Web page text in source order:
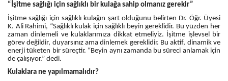
“İşitme sağlığı için sağlıklı bir kulağa sahip olmanız gerekir”
İşitme sağlığı için sağlıklı kulağın şart olduğunu belirten Dr. Öğr. Üyesi
K. Ali Rahimi, “Sağlıklı kulak için sağlıklı beyin gereklidir. Bu yüzden her
zaman dinlemeli ve kulaklarımıza dikkat etmeliyiz. İşitme işlevsel bir
görev değildir, duyarsınız ama dinlemek gereklidir. Bu aktif, dinamik ve
enerji tüketen bir süreçtir. “Beyin aynı zamanda bu süreci anlamak için
de çalışıyor.” dedi.
Kulaklara ne yapılmamalıdır?